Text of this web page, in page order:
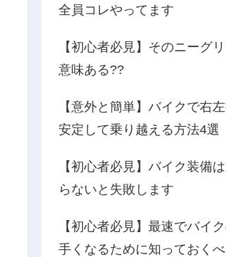
全員コレやってます
【初心者必見】そのニーグ
意味ある??
【意外と簡単】バイクで右
安定して乗り越える方法4選
【初心者必見】バイク装備
らないと失敗します
【初心者必見】最速でバイ
手くなるために知っておく